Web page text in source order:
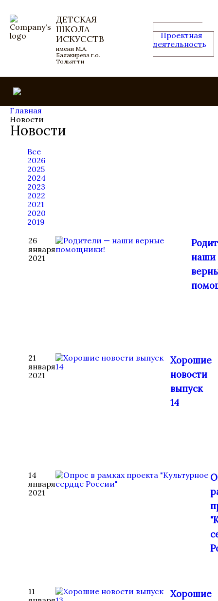
ДЕТСКАЯ
ШКОЛА
ИСКУССТВ
имени М.А.
Балакирева г.о.
Тольятти
Проектная
деятельность
Главная
Новости
Новости
Все
2026
2025
2024
2023
2022
2021
2020
2019
26
января
2021
наши
21
января
2021
Хорошие
новости
выпуск
14
14
января
2021
11
Хорошие